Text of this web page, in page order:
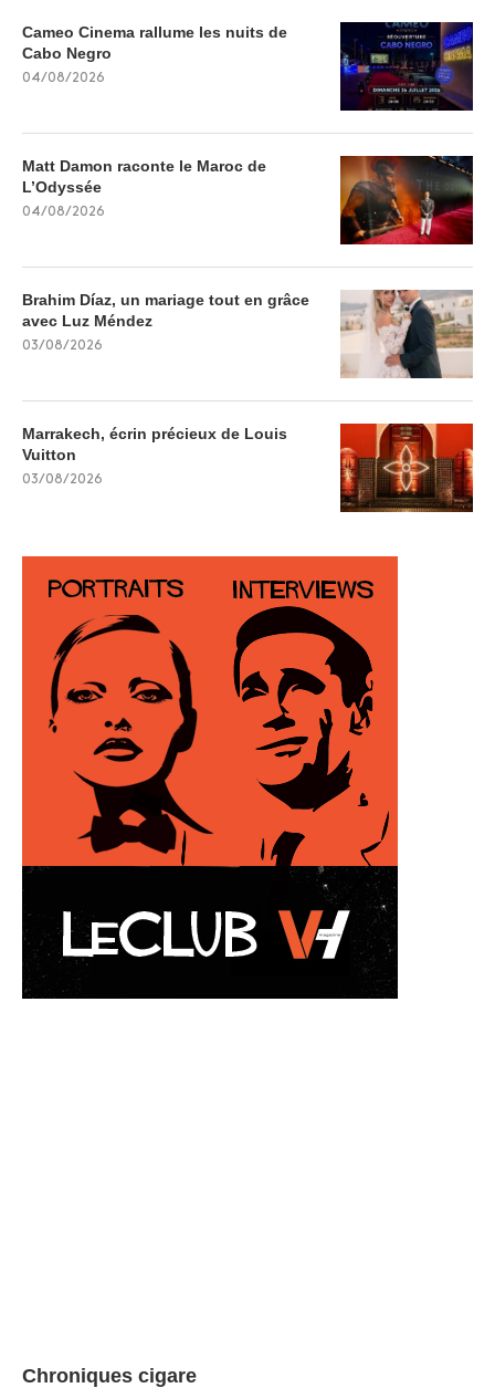
Cameo Cinema rallume les nuits de
Cabo Negro
04/08/2026
Matt Damon raconte le Maroc de
L’Odyssée
04/08/2026
Brahim Díaz, un mariage tout en grâce
avec Luz Méndez
03/08/2026
Marrakech, écrin précieux de Louis
Vuitton
03/08/2026
Chroniques cigare